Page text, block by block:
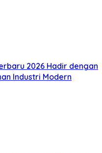
2026 Hadir dengan
Industri Modern